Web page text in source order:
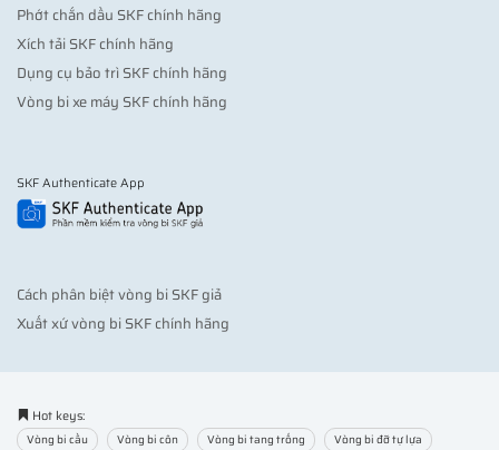
Phớt chắn dầu SKF chính hãng
Xích tải SKF chính hãng
Dụng cụ bảo trì SKF chính hãng
Vòng bi xe máy SKF chính hãng
SKF Authenticate App
Cách phân biệt vòng bi SKF giả
Xuất xứ vòng bi SKF chính hãng
Hot keys:
Vòng bi cầu Vòng bi côn Vòng bi tang trống
Vòng bi đỡ tự lựa